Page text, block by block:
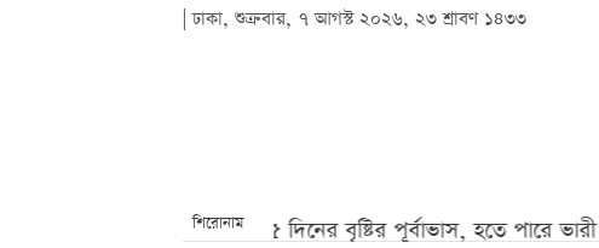
| ঢাকা, শুক্রবার, ৭ আগস্ট ২০২৬, ২৩ শ্রাবণ ১৪৩৩
শিরোনাম
দেশজুড়ে ৫ দিনের বৃষ্টির পূর্বাভাস, হতে পারে ভারী বর্ষণ***